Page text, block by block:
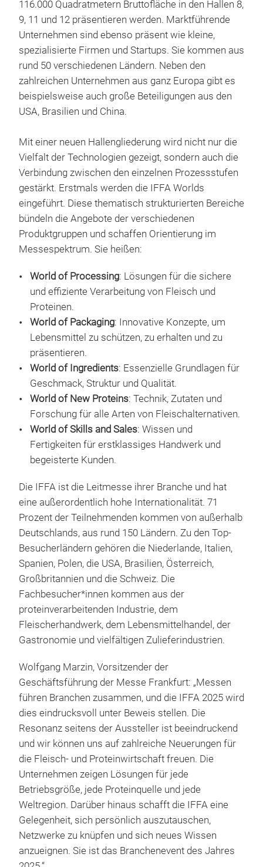
116.000 Quadratmetern Bruttofläche in den Hallen 8,
9, 11 und 12 präsentieren werden. Marktführende
Unternehmen sind ebenso präsent wie kleine,
spezialisierte Firmen und Startups. Sie kommen aus
rund 50 verschiedenen Ländern. Neben den
zahlreichen Unternehmen aus ganz Europa gibt es
beispielsweise auch große Beteiligungen aus den
USA, Brasilien und China.
Mit einer neuen Hallengliederung wird nicht nur die
Vielfalt der Technologien gezeigt, sondern auch die
Verbindung zwischen den einzelnen Prozessstufen
gestärkt. Erstmals werden die IFFA Worlds
eingeführt. Diese thematisch strukturierten Bereiche
bündeln die Angebote der verschiedenen
Produktgruppen und schaffen Orientierung im
Messespektrum. Sie heißen:
World of Processing: Lösungen für die sichere
und effiziente Verarbeitung von Fleisch und
Proteinen.
World of Packaging: Innovative Konzepte, um
Lebensmittel zu schützen, zu erhalten und zu
präsentieren.
World of Ingredients: Essenzielle Grundlagen für
Geschmack, Struktur und Qualität.
World of New Proteins: Technik, Zutaten und
Forschung für alle Arten von Fleischalternativen.
World of Skills and Sales: Wissen und
Fertigkeiten für erstklassiges Handwerk und
begeisterte Kunden.
Die IFFA ist die Leitmesse ihrer Branche und hat
eine außerordentlich hohe Internationalität. 71
Prozent der Teilnehmenden kommen von außerhalb
Deutschlands, aus rund 150 Ländern. Zu den Top-
Besucherländern gehören die Niederlande, Italien,
Spanien, Polen, die USA, Brasilien, Österreich,
Großbritannien und die Schweiz. Die
Fachbesucher*innen kommen aus der
proteinverarbeitenden Industrie, dem
Fleischerhandwerk, dem Lebensmittelhandel, der
Gastronomie und vielfältigen Zulieferindustrien.
Wolfgang Marzin, Vorsitzender der
Geschäftsführung der Messe Frankfurt: „Messen
führen Branchen zusammen, und die IFFA 2025 wird
dies eindrucksvoll unter Beweis stellen. Die
Resonanz seitens der Aussteller ist beeindruckend
und wir können uns auf zahlreiche Neuerungen für
die Fleisch- und Proteinwirtschaft freuen. Die
Unternehmen zeigen Lösungen für jede
Betriebsgröße, jede Proteinquelle und jede
Weltregion. Darüber hinaus schafft die IFFA eine
Gelegenheit, sich persönlich auszutauschen,
Netzwerke zu knüpfen und sich neues Wissen
anzueignen. Sie ist das Branchenevent des Jahres